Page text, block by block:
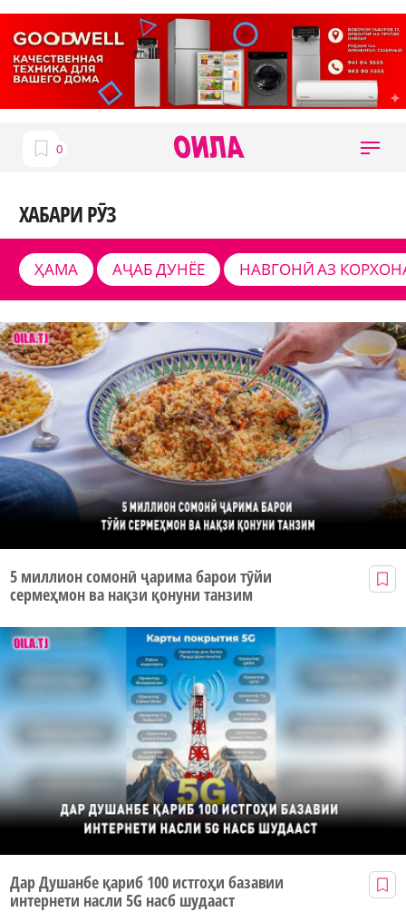
ХАБАРИ РӮЗ
ҲАМА АҶАБ ДУНЁЕ НАВГОНӢ АЗ
5 миллион сомонӣ ҷарима барои тӯйи
сермеҳмон ва нақзи қонуни танзим
Дар Душанбе қариб 100 истгоҳи базавии
интернети насли 5G насб шудааст